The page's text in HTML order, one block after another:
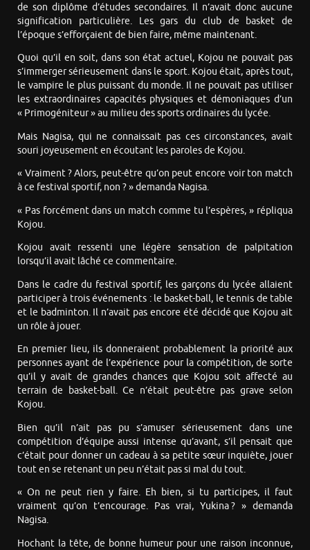
de son diplôme d’études secondaires. Il n’avait donc aucune
signification particulière. Les gars du club de basket de
l’époque s’efforçaient de bien faire, même maintenant.
Quoi qu’il en soit, dans son état actuel, Kojou ne pouvait pas
s’immerger sérieusement dans le sport. Kojou était, après tout,
le vampire le plus puissant du monde. Il ne pouvait pas utiliser
les extraordinaires capacités physiques et démoniaques d’un
« Primogéniteur » au milieu des sports ordinaires du lycée.
Mais Nagisa, qui ne connaissait pas ces circonstances, avait
souri joyeusement en écoutant les paroles de Kojou.
« Vraiment ? Alors, peut-être qu’on peut encore voir ton match
à ce festival sportif, non ? » demanda Nagisa.
« Pas forcément dans un match comme tu l’espères, » répliqua
Kojou.
Kojou avait ressenti une légère sensation de palpitation
lorsqu’il avait lâché ce commentaire.
Dans le cadre du festival sportif, les garçons du lycée allaient
participer à trois événements : le basket-ball, le tennis de table
et le badminton. Il n’avait pas encore été décidé que Kojou ait
un rôle à jouer.
En premier lieu, ils donneraient probablement la priorité aux
personnes ayant de l’expérience pour la compétition, de sorte
qu’il y avait de grandes chances que Kojou soit affecté au
terrain de basket-ball. Ce n’était peut-être pas grave selon
Kojou.
Bien qu’il n’ait pas pu s’amuser sérieusement dans une
compétition d’équipe aussi intense qu’avant, s’il pensait que
c’était pour donner un cadeau à sa petite sœur inquiète, jouer
tout en se retenant un peu n’était pas si mal du tout.
« On ne peut rien y faire. Eh bien, si tu participes, il faut
vraiment qu’on t’encourage. Pas vrai, Yukina ? » demanda
Nagisa.
Hochant la tête, de bonne humeur pour une raison inconnue,